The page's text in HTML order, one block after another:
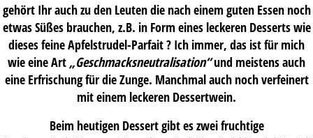
gehört Ihr auch zu den Leuten die nach einem guten Essen noch
etwas Süßes brauchen, z.B. in Form eines leckeren Desserts wie
dieses feine Apfelstrudel-Parfait ? Ich immer, das ist für mich
wie eine Art „Geschmacksneutralisation“und meistens auch
eine Erfrischung für die Zunge. Manchmal auch noch verfeinert
mit einem leckeren Dessertwein.
Beim heutigen Dessert gibt es zwei fruchtige